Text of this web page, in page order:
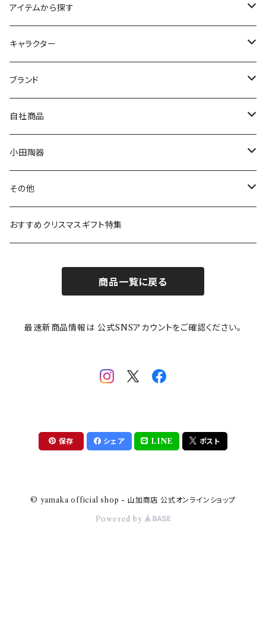
アイテムから探す
九谷焼
マグ＆カップ
プレート
ボウル
ガラスウェア
カトラリー
キャラクター
ムーミン
80th記念アイテム
リトルミイの日記念アイテム
MOOMIN ANIMATION
スヌーピー
ピーターラビット
ポケットモンスター
mofusand（モフサンド）
mofsand×日比谷花壇
ちびまる子ちゃんandクレヨンしんちゃん
ブランド
LA AMYS(エミーズ)
LISA LARSON(リサラーソン)
LAURA ASHLEY(ローラ アシュレイ)
Finlayson(フィンレイソン)
HANAE MORI(ハナエモリ)
THE BEATLES(ザ・ビートルズ)
【山加商店×yaeko】migratory bird
自社商品
ねこ企画
Cecera(セセラ)
CELEC(セレック)
隅切り重箱
HAPPY DINING(ハッピーダイニング)
小田陶器
さざなみ
吉祥
メイメイウェア
SoSo(ソソ）
その他
リサイクル食器
おすすめクリスマスギフト特集
商品一覧に戻る
最速新商品情報は 公式SNSアカウントをご確認ください。
保存 シェア LINE ポスト
© yamaka official shop - 山加商店 公式オンラインショップ
Powered by